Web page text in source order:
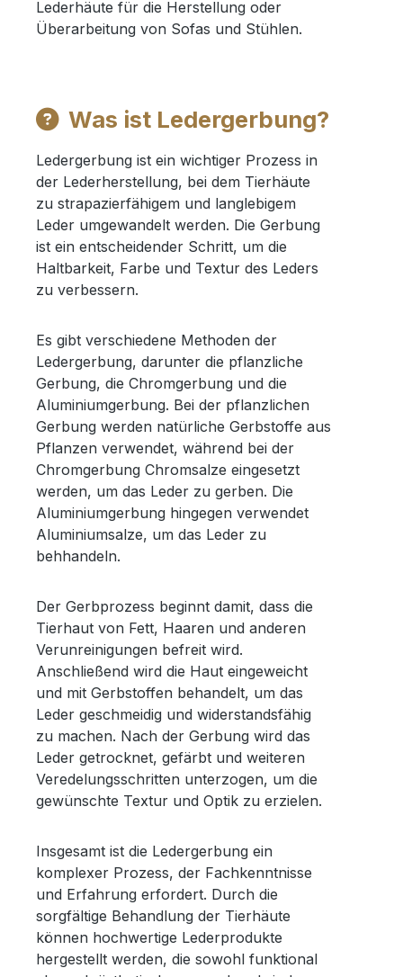
Lederhäute für die Herstellung oder
Überarbeitung von Sofas und Stühlen.
Was ist Ledergerbung?
Ledergerbung ist ein wichtiger Prozess in
der Lederherstellung, bei dem Tierhäute
zu strapazierfähigem und langlebigem
Leder umgewandelt werden. Die Gerbung
ist ein entscheidender Schritt, um die
Haltbarkeit, Farbe und Textur des Leders
zu verbessern.
Es gibt verschiedene Methoden der
Ledergerbung, darunter die pflanzliche
Gerbung, die Chromgerbung und die
Aluminiumgerbung. Bei der pflanzlichen
Gerbung werden natürliche Gerbstoffe aus
Pflanzen verwendet, während bei der
Chromgerbung Chromsalze eingesetzt
werden, um das Leder zu gerben. Die
Aluminiumgerbung hingegen verwendet
Aluminiumsalze, um das Leder zu
behhandeln.
Der Gerbprozess beginnt damit, dass die
Tierhaut von Fett, Haaren und anderen
Verunreinigungen befreit wird.
Anschließend wird die Haut eingeweicht
und mit Gerbstoffen behandelt, um das
Leder geschmeidig und widerstandsfähig
zu machen. Nach der Gerbung wird das
Leder getrocknet, gefärbt und weiteren
Veredelungsschritten unterzogen, um die
gewünschte Textur und Optik zu erzielen.
Insgesamt ist die Ledergerbung ein
komplexer Prozess, der Fachkenntnisse
und Erfahrung erfordert. Durch die
sorgfältige Behandlung der Tierhäute
können hochwertige Lederprodukte
hergestellt werden, die sowohl funktional